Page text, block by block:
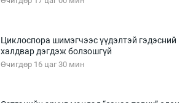
Циклоспора шимэгчээс үүдэлтэй гэдэсний
халдвар дэгдэж болзошгүй
Өчигдөр 16 цаг 30 мин